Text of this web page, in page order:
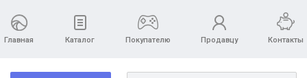
Главная Каталог Покупателю Продавцу Контакты